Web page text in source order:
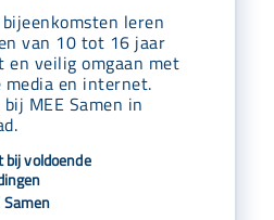
leren
van 10 tot 16 jaar
en veilig omgaan met
media en internet.
MEE Samen in
bij voldoende
Samen